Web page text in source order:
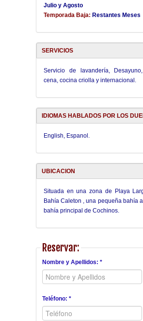
Julio y Agosto
Temporada Baja: Restantes Meses
SERVICIOS
Servicio de lavandería,
cena, cocina criolla y internacional.
IDIOMAS HABLADOS POR LOS
English, Espanol.
UBICACION
Situada en una zona de Playa
Bahía Caleton , una pequeña bahía
bahía principal de Cochinos.
Reservar:
Nombre y Apellidos: *
Teléfono: *